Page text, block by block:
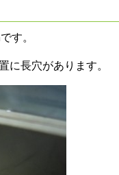
す。
に長穴があります。